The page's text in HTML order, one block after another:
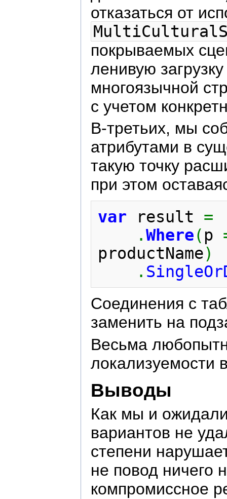
отказаться от
покрываемых
ленивую
многоязычной
с учетом
В-третьих, мы
атрибутами в
такую точку
при этом
var result =
.Where( p
productName)
.
Соединения с
заменить на
Весьма
локализуемости
Выводы
Как мы и
вариантов не
степени
не повод ничего
компромиссное